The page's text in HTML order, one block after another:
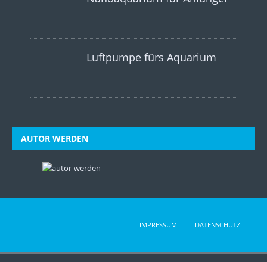
Luftpumpe fürs Aquarium
AUTOR WERDEN
IMPRESSUM DATENSCHUTZ